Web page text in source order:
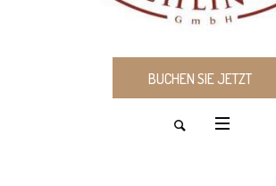
BUCHEN SIE JETZT